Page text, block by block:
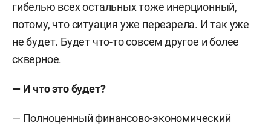
гибелью всех остальных тоже инерционный,
потому, что ситуация уже перезрела. И так уже
не будет. Будет что-то совсем другое и более
скверное.
— Ичто это будет?
— Полноценный финансово-экономический